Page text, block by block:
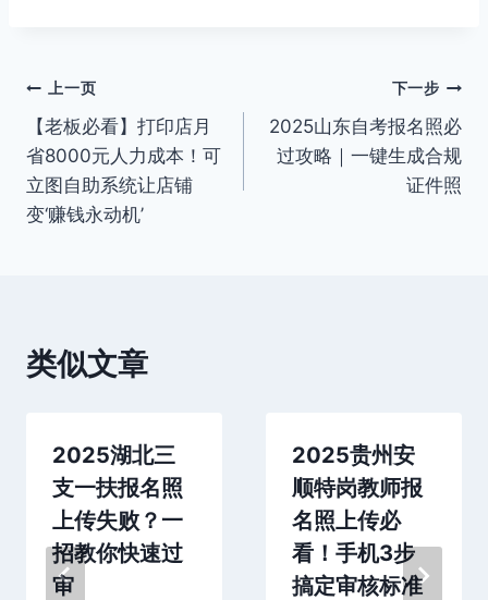
文
章
导
航
上一页
【老板必看】打印店月
省8000元人力成本！可
立图自助系统让店铺
变‘赚钱永动机’
下一步
2025山东自考报名照必
过攻略｜一键生成合规
证件照
类似文章
2025湖北三
支一扶报名照
上传失败？一
招教你快速过
审
2025贵州安
顺特岗教师报
名照上传必
看！手机3步
搞定审核标准